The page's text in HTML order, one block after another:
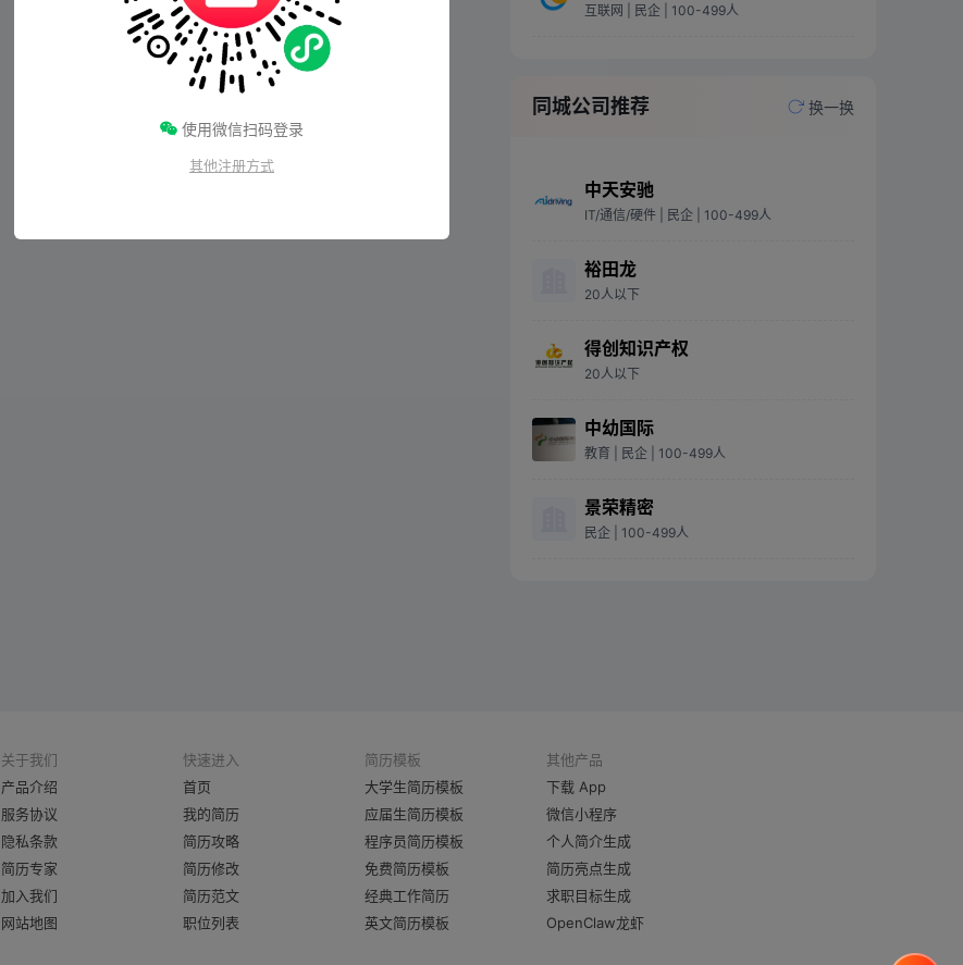
互联网 | 民企 | 100-499人
同城公司推荐 换一换
中天安驰
IT/通信/硬件 | 民企 | 100-499人
裕田龙
20人以下
得创知识产权
20人以下
中幼国际
教育 | 民企 | 100-499人
景荣精密
民企 | 100-499人
使用微信扫码登录
其他注册方式
关于我们
产品介绍
服务协议
隐私条款
简历专家
加入我们
网站地图
快速进入
首页
我的简历
简历攻略
简历修改
简历范文
职位列表
简历模板
大学生简历模板
应届生简历模板
程序员简历模板
免费简历模板
经典工作简历
英文简历模板
其他产品
下载 App
微信小程序
个人简介生成
简历亮点生成
求职目标生成
OpenClaw龙虾